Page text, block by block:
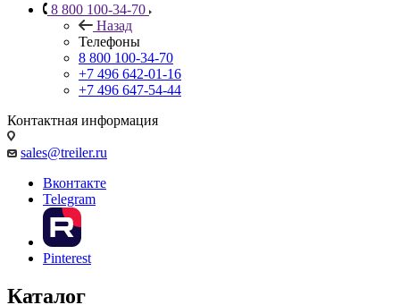
8 800 100-34-70
Назад
Телефоны
8 800 100-34-70
+7 496 642-01-16
+7 496 647-54-44
Контактная информация
sales@treiler.ru
Вконтакте
Telegram
Pinterest
Каталог